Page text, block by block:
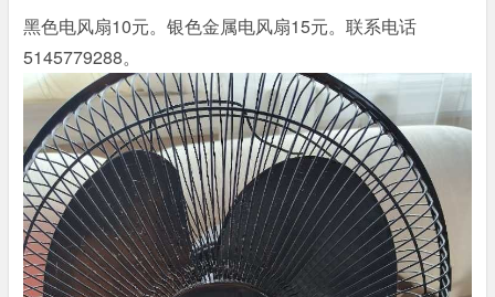
黑色电风扇10元。银色金属电风扇15元。联系电话
5145779288。